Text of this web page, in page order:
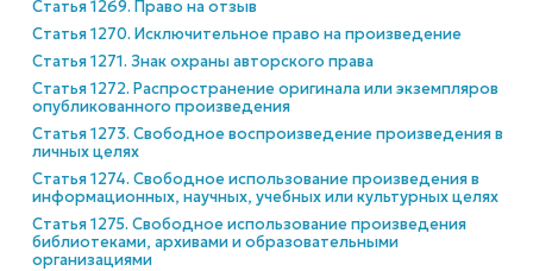
Статья 1269. Право на отзыв
Статья 1270. Исключительное право на произведение
Статья 1271. Знак охраны авторского права
Статья 1272. Распространение оригинала или экземпляров
опубликованного произведения
Статья 1273. Свободное воспроизведение произведения в
личных целях
Статья 1274. Свободное использование произведения в
информационных, научных, учебных или культурных целях
Статья 1275. Свободное использование произведения
библиотеками, архивами и образовательными
организациями